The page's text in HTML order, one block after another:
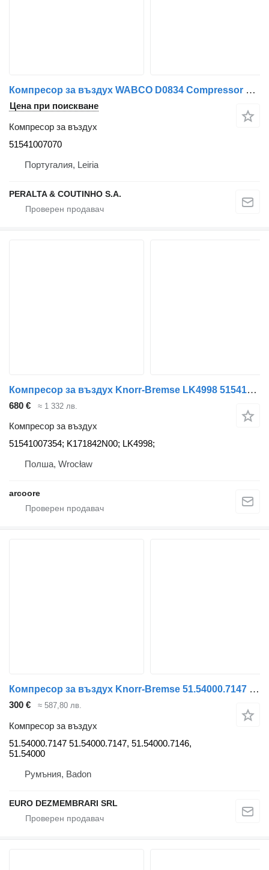
Компресор за въздух WABCO D0834 Compressor de Ar D0834;D0836 51541007070 за камион MAN
Цена при поискване
Компресор за въздух
51541007070
Португалия, Leiria
PERALTA & COUTINHO S.A.
Компресор за въздух Knorr-Bremse LK4998 51541007354 за камион MAN TGX
680 € ≈ 1 332 лв.
Компресор за въздух
51541007354; K171842N00; LK4998;
Полша, Wrocław
arcoore
Компресор за въздух Knorr-Bremse 51.54000.7147 51.54000.7147 за камион MAN TGS
300 € ≈ 587,80 лв.
Компресор за въздух
51.54000.7147 51.54000.7147, 51.54000.7146,
51.54000
Румъния, Badon
EURO DEZMEMBRARI SRL